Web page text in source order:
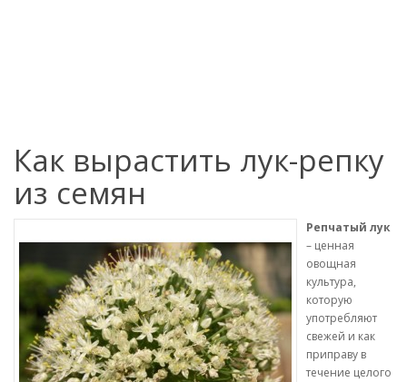
Как вырастить лук-репку
из семян
Репчатый лук
– ценная
овощная
культура,
которую
употребляют
свежей и как
приправу в
течение целого